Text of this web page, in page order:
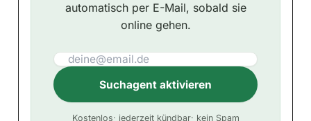
automatisch per E-Mail, sobald sie
online gehen.
Suchagent aktivieren
Kostenlos· jederzeit kündbar· kein Spam